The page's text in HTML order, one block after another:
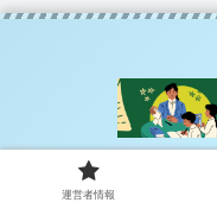
運営者情報
運営者情報